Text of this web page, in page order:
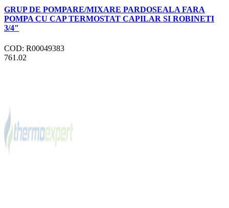
GRUP DE POMPARE/MIXARE PARDOSEALA FARA
POMPA CU CAP TERMOSTAT CAPILAR SI ROBINETI
3/4"
COD: R00049383
761.02